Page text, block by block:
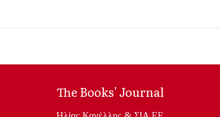
The Books' Journal